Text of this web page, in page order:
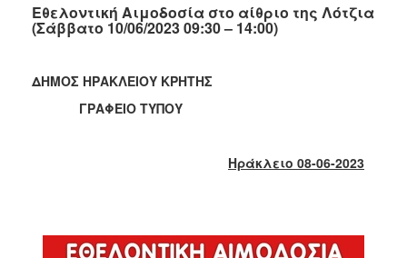
2022
2020
2019
2013
Εθελοντική Αιμοδοσία στο αίθριο της Λότζια
(Σάββατο 10/06/2023 09:30 – 14:00)
ΔΗΜΟΣ ΗΡΑΚΛΕΙΟΥ ΚΡΗΤΗΣ
ΓΡΑΦΕΙΟ ΤΥΠΟΥ
Ηράκλειο 08-06-2023